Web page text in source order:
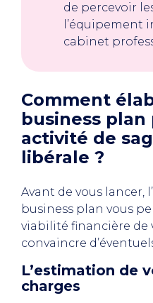
de percevoir
l’équipement
cabinet
Comment
business
activité de
libérale ?
Avant de vous lancer,
business plan vous
viabilité financière de
convaincre
L’estimation de
charges